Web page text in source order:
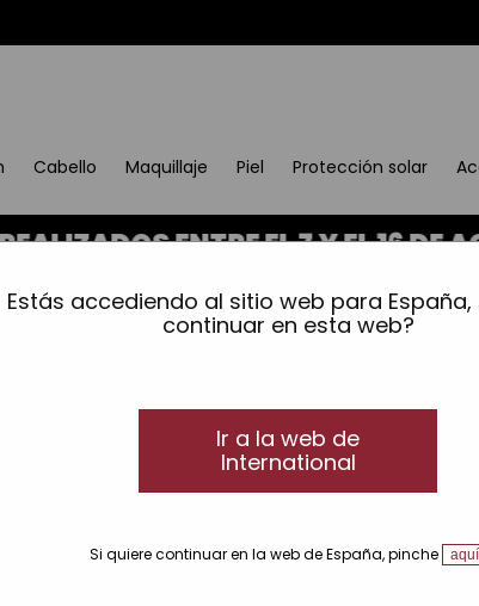
Estás accediendo al sitio web para España,
continuar en esta web?
Ir a la web de
International
Si quiere continuar en la web de España, pinche aquí
Cabello Maquillaje Piel Protección solar
ENTRE EL 7 Y EL 16 DE